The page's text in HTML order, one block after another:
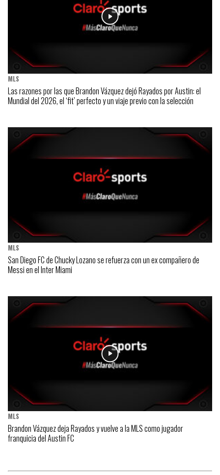
MLS
Las razones por las que Brandon Vázquez dejó Rayados por Austin: el
Mundial del 2026, el ‘fit’ perfecto y un viaje previo con la selección
MLS
San Diego FC de Chucky Lozano se refuerza con un ex compañero de
Messi en el Inter Miami
MLS
Brandon Vázquez deja Rayados y vuelve a la MLS como jugador
franquicia del Austin FC